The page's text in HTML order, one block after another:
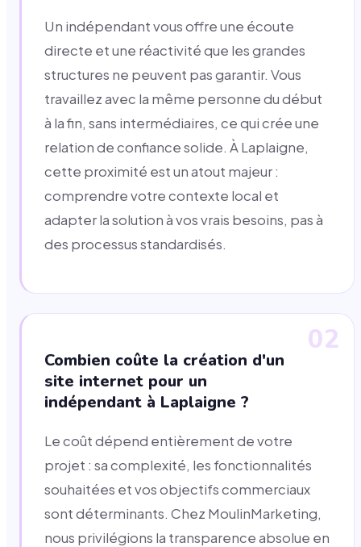
Un indépendant vous offre une écoute
directe et une réactivité que les grandes
structures ne peuvent pas garantir. Vous
travaillez avec la même personne du début
à la fin, sans intermédiaires, ce qui crée une
relation de confiance solide. À Laplaigne,
cette proximité est un atout majeur :
comprendre votre contexte local et
adapter la solution à vos vrais besoins, pas à
des processus standardisés.
02
Combien coûte la création d'un
site internet pour un
indépendant à Laplaigne ?
Le coût dépend entièrement de votre
projet : sa complexité, les fonctionnalités
souhaitées et vos objectifs commerciaux
sont déterminants. Chez MoulinMarketing,
nous privilégions la transparence absolue en